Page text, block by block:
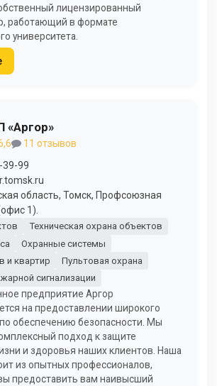
лицензированный
работающий в формате
университета.
«Аргор»
11 отзывов
39-99
область, Томск, Профсоюзная
1).
Техническая охрана объектов
Охранные системы
и квартир
Пультовая охрана
сигнализации
предприятие Аргор
на предоставлении широкого
по обеспечению безопасности. Мы
подход к защите
и здоровья наших клиентов. Наша
из опытных профессионалов,
предоставить вам наивысший